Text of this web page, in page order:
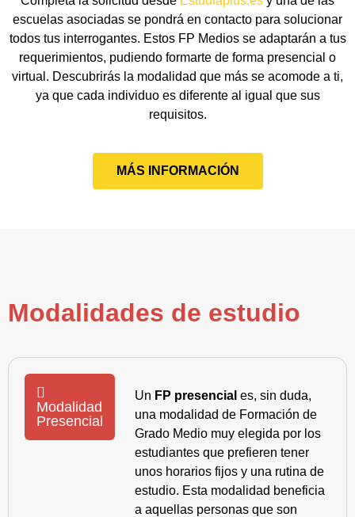
escuelas asociadas se pondrá en contacto para solucionar
todos tus interrogantes. Estos FP Medios se adaptarán a tus
requerimientos, pudiendo formarte de forma presencial o
virtual. Descubrirás la modalidad que más se acomode a ti,
ya que cada individuo es diferente al igual que sus
requisitos.
MÁS INFORMACIÓN
Modalidades de estudio
Modalidad
Presencial
Un FP presencial es, sin duda,
una modalidad de Formación de
Grado Medio muy elegida por los
estudiantes que prefieren tener
unos horarios fijos y una rutina de
estudio. Esta modalidad beneficia
a aquellas personas que son